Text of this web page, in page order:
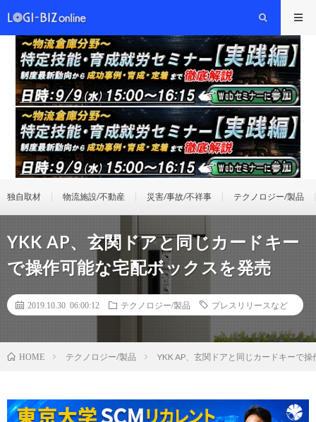
独自取材 物流施設/不動産 災害/事故/不祥事 テクノロジー/製品
YKK AP、玄関ドアと同じカードキー
で操作可能な宅配ボックスを発売
2019.10.30 06:00:12 テクノロジー/製品 プレスリリースなど
HOME テクノロジー/製品 YKK AP、玄関ドアと同じカードキーで